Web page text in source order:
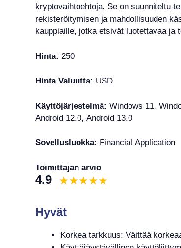
kryptovaihtoehtoja. Se on suunniteltu
rekisteröitymisen ja mahdollisuuden
kauppiaille, jotka etsivät luotettavaa ja
Hinta: 250
Hinta Valuutta: USD
Käyttöjärjestelmä: Windows 11,
Android 12.0, Android 13.0
Sovellusluokka: Financial Application
Toimittajan arvio
4.9
Hyvät
Korkea tarkkuus: Väittää